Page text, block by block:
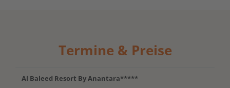
Termine & Preise
Al Baleed Resort By Anantara*****